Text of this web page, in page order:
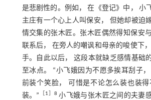
是悲剧性的。例如， 在《登记》中， 小
主庄有一个心上人叫保安， 但她却被迫
情交集的张木匠。张木匠偶然得知保安
联系后， 在旁人的嘲讽和母亲的唆使下
手。自此以后， 这段本就缺乏感情基础
至冰点。 “小飞娥因为不愿多挨耳刮子
前装个笑脸， 可惜是不论怎么装也装
装。”
1 ］8 小飞娥与张木匠之间的夫妻